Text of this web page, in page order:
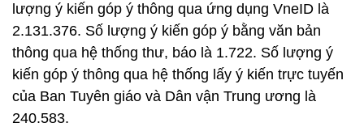
lượng ý kiến góp ý thông qua ứng dụng VneID là
2.131.376. Số lượng ý kiến góp ý bằng văn bản
thông qua hệ thống thư, báo là 1.722. Số lượng ý
kiến góp ý thông qua hệ thống lấy ý kiến trực tuyến
của Ban Tuyên giáo và Dân vận Trung ương là
240.583.